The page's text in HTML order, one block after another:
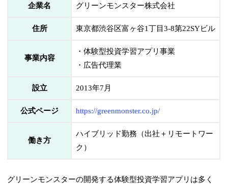
企業名 グリーンモンスター株式会社
住所 東京都渋谷区富ヶ谷1丁目3-8第22SYビル
事業内容
・体験型投資学習アプリ事業
・広告代理業
設立 2013年7月
公式ページ https://greenmonster.co.jp/
働き方
ハイブリッド勤務（出社＋リモートワー
ク）
グリーンモンスターの開発する体験型投資学習アプリは多く